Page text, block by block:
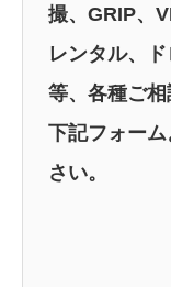
撮、GRIP、
レンタル、
等、各種ご相
下記フォー
さい。